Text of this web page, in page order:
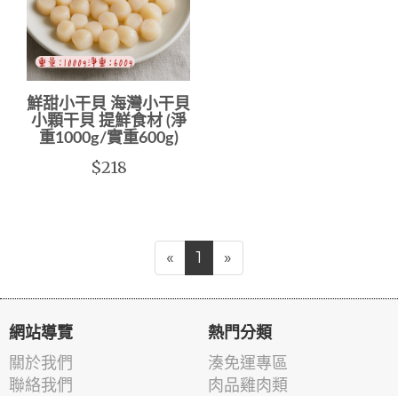
鮮甜小干貝 海灣小干貝
小顆干貝 提鮮食材 (淨
重1000g/實重600g)
$218
« 1 »
網站導覽
關於我們
聯絡我們
熱門分類
湊免運專區
肉品雞肉類